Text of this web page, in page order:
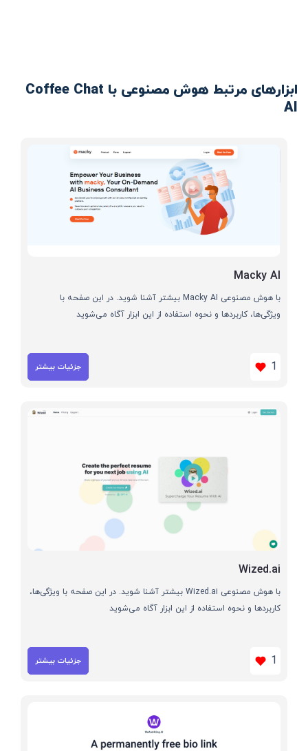
ابزارهای مرتبط هوش مصنوعی با Coffee Chat
AI
Macky AI
با هوش مصنوعی Macky AI بیشتر آشنا شوید. در این صفحه با
ویژگی‌ها، کاربردها و نحوه استفاده از این ابزار آگاه می‌شوید
1 جزئیات بیشتر
Wized.ai
با هوش مصنوعی Wized.ai بیشتر آشنا شوید. در این صفحه با ویژگی‌ها،
کاربردها و نحوه استفاده از این ابزار آگاه می‌شوید
1 جزئیات بیشتر